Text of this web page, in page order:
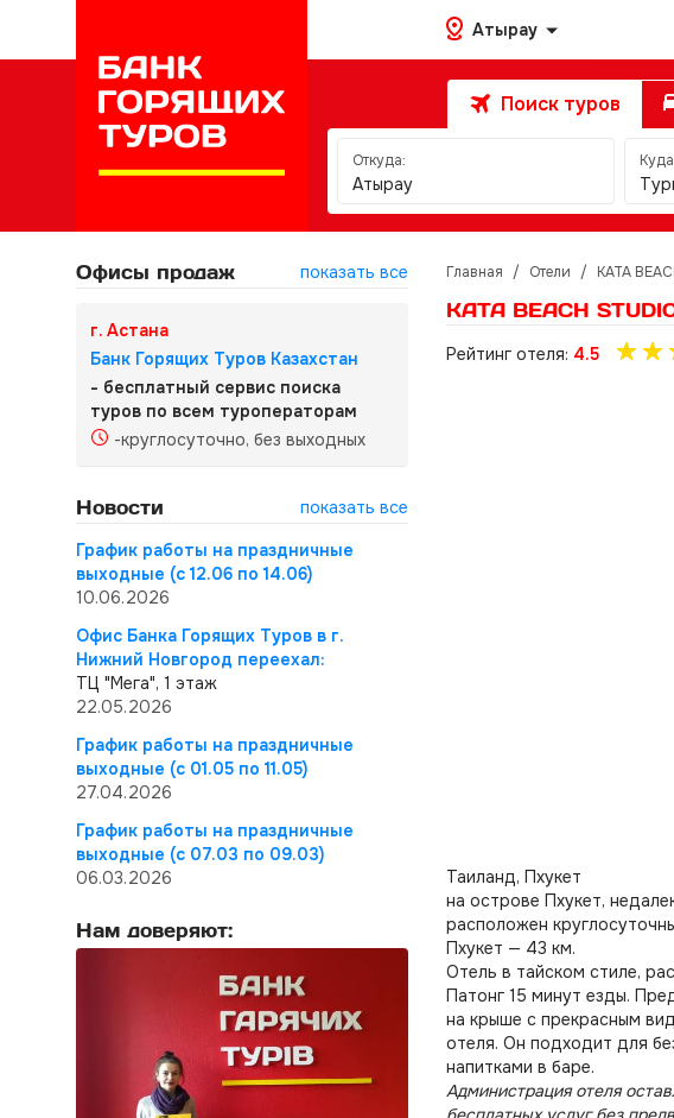
Атырау
Поиск туров
Откуда:
Атырау
Офисы продаж показать все
г. Астана
Банк Горящих Туров Казахстан
- бесплатный сервис поиска
туров по всем туроператорам
-круглосуточно, без выходных
Новости
показать все
График работы на праздничные
выходные (с 12.06 по 14.06)
10.06.2026
Офис Банка Горящих Туров в г.
Нижний Новгород переехал:
ТЦ "Мега", 1 этаж
22.05.2026
График работы на праздничные
выходные (с 01.05 по 11.05)
27.04.2026
График работы на праздничные
выходные (с 07.03 по 09.03)
06.03.2026
Нам доверяют:
Главная / Отели / KATA
KATA BEACH
Рейтинг отеля: 4.5
Таиланд, Пхукет
на острове Пхукет,
расположен
Пхукет — 43 км.
Отель в тайском стиле,
Патонг 15 минут езды.
на крыше с прекрасным
отеля. Он подходит для
напитками в баре.
Администрация отеля